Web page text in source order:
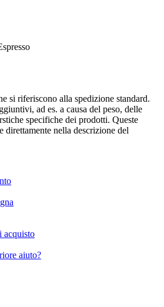
si riferiscono alla spedizione standard.
ad es. a causa del peso, delle
specifiche dei prodotti. Queste
direttamente nella descrizione del
acquisto
aiuto?